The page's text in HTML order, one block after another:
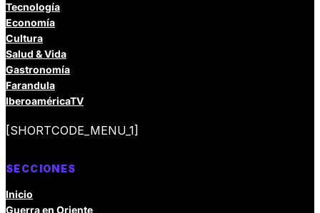
Tecnología
Economía
Cultura
Salud & Vida
Gastronomía
Farandula
IberoaméricaTV
[SHORTCODE_MENU_1]
SECCIONES
Inicio
Guerra en Oriente